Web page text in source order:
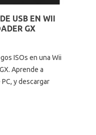
USB EN WII
GX
ISOs en una Wii
Aprende a
y descargar